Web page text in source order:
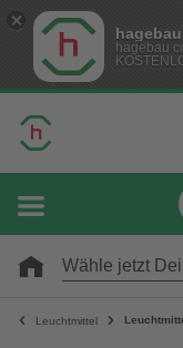
hagebau
Wähle jetzt
Leuchtmittel